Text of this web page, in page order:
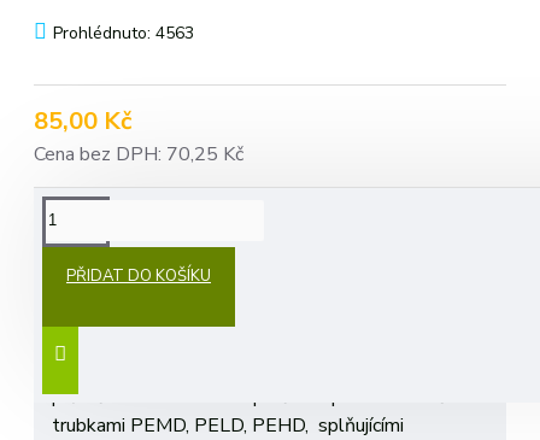
85,00 Kč
Cena bez DPH: 70,25 Kč
Prohlédnuto: 4563
PŘIDAT DO KOŠÍKU
jsou konstruovány pro spojování trubek s vnějším
průměrem 25 mm. Jsou plně kompatibilní se všemi
trubkami PEMD, PELD, PEHD, splňujícími